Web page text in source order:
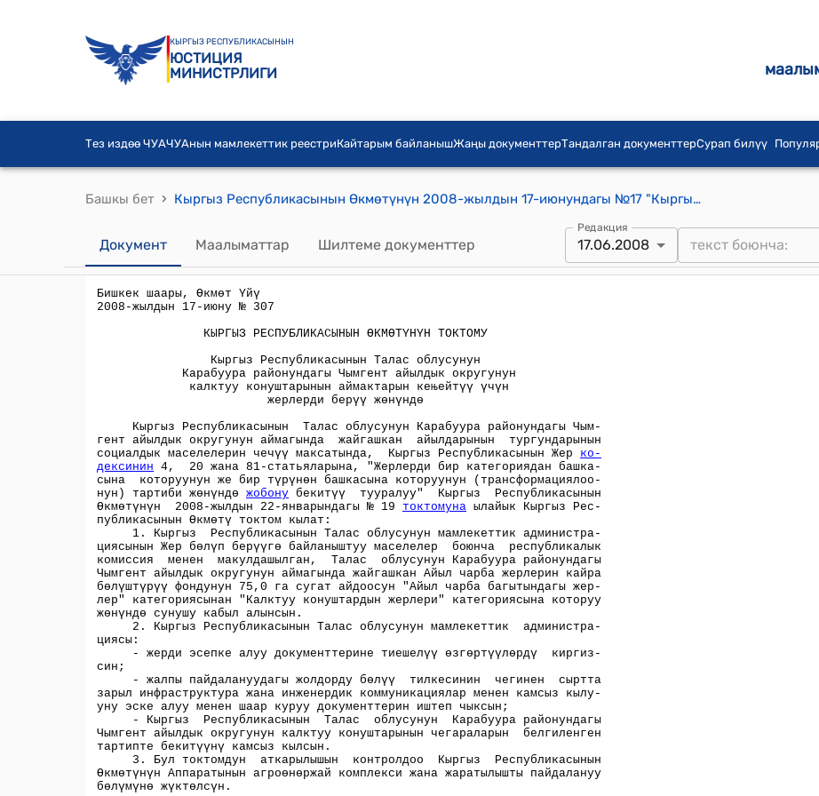
КЫРГЫЗ РЕСПУБЛИКАСЫНЫН
ЮСТИЦИЯ
МИНИСТРЛИГИ
Тез издөө ЧУАЧУАнын мамлекеттик реестриКайтарым байланышЖаңы документтерТандалган документтерСурап билүү
Башкы бет › Кыргыз Республикасынын Өкмөтүнүн 2008-жылдын 17-июнундагы №17 "Кыргыз Республикасынын Талас облусунун Карабуура районундагы Чымгент айылдык округунун калктуу конуштарынын аймактарын кеңейтүү үчүн жерлерди берүү жөнүндө"токтому
Документ Маалыматтар Шилтеме документтер
Редакция
17.06.2008